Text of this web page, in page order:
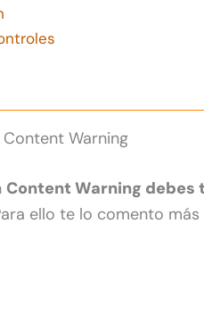
Warning
Content Warning debes
ello te lo comento